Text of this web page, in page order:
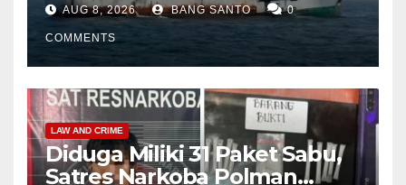
Bawa 1,3 Ton Narkoba di
Perairan Bintan
AUG 8, 2026 BANG SANTO 0
COMMENTS
LAW AND CRIME
Diduga Miliki 31 Paket Sabu,
Satres Narkoba Polman